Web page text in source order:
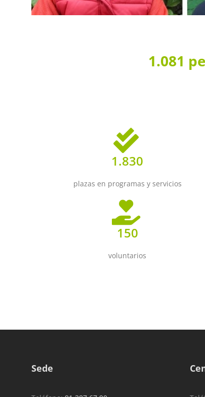
1.081
1.830
plazas en programas y servicios
150
voluntarios
Sede